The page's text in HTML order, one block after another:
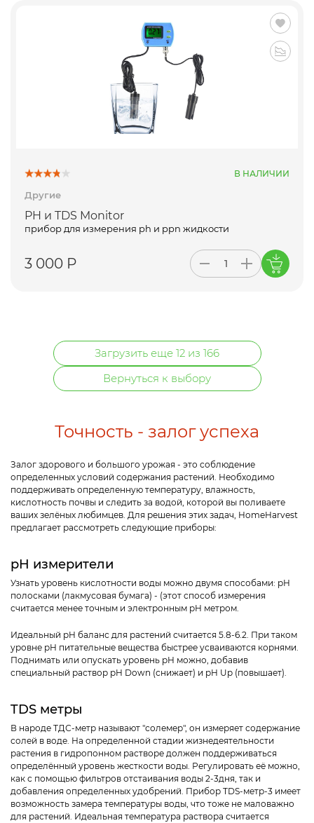
В НАЛИЧИИ
Другие
PH и TDS Monitor
прибор для измерения ph и ppn жидкости
3 000 Р
Загрузить еще 12 из 166
Вернуться к выбору
Точность - залог успеха
Залог здорового и большого урожая - это соблюдение
определенных условий содержания растений. Необходимо
поддерживать определенную температуру, влажность,
кислотность почвы и следить за водой, которой вы поливаете
ваших зелёных любимцев. Для решения этих задач, HomeHarvest
предлагает рассмотреть следующие приборы:
pH измерители
Узнать уровень кислотности воды можно двумя способами: pH
полосками (лакмусовая бумага) - (этот способ измерения
считается менее точным и электронным pH метром.
Идеальный pH баланс для растений считается 5.8-6.2. При таком
уровне pH питательные вещества быстрее усваиваются корнями.
Поднимать или опускать уровень pH можно, добавив
специальный раствор pH Down (снижает) и pH Up (повышает).
TDS метры
В народе ТДС-метр называют "солемер", он измеряет содержание
солей в воде. На определенной стадии жизнедеятельности
растения в гидропонном растворе должен поддерживаться
определённый уровень жесткости воды. Регулировать её можно,
как с помощью фильтров отстаивания воды 2-3дня, так и
добавления определенных удобрений. Прибор TDS-метр-3 имеет
возможность замера температуры воды, что тоже не маловажно
для растений. Идеальная температура раствора считается